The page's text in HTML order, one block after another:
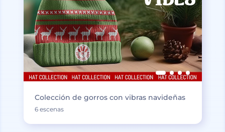
Colección de gorros con vibras navideñas
6 escenas